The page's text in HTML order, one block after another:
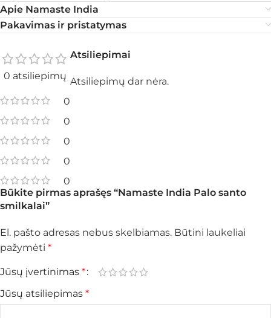
Apie Namaste India
Pakavimas ir pristatymas
0 atsiliepimų
0
0
0
0
0
Atsiliepimai
Atsiliepimų dar nėra.
Būkite pirmas aprašęs “Namaste India Palo santo
smilkalai”
El. pašto adresas nebus skelbiamas. Būtini laukeliai
pažymėti *
Jūsų įvertinimas *
Jūsų atsiliepimas *